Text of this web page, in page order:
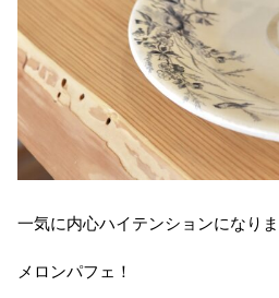
一気に内心ハイテンションになり
メロンパフェ！